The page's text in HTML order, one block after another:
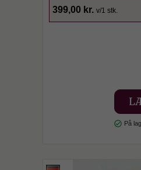
399,00 kr. v/1 stk.
check_circle På